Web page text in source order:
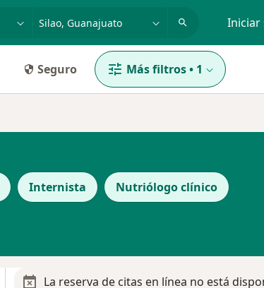
Iniciar
Seguro Más filtros• 1
Internista Nutriólogo clínico
La reserva de citas en línea no está